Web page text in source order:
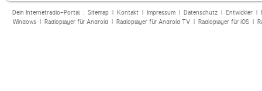
Dein Internetradio-Portal : Sitemap| Kontakt| Impressum| Datenschutz| Entwickler|
Windows| Radioplayer für Android| Radioplayer für Android TV| Radioplayer für iOS|